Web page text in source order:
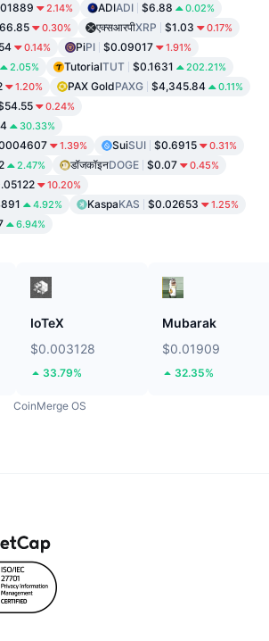
2.14% ADIADI $6.88 0.02%
0.30% एक्सआरपीXRP $1.03 0.17%
0.14% PiPI $0.09017 1.91%
2.05% TutorialTUT $0.1631 202.21%
1.20% PAX GoldPAXG $4,345.84 0.11%
0.24%
30.33%
1.39% SuiSUI $0.6915 0.31%
2.47% डॉजकॉइनDOGE $0.07 0.45%
10.20%
4.92% KaspaKAS $0.02653 1.25%
6.94%
IoTeX
$0.003128
33.79%
Mubarak
$0.01909
32.35%
CoinMerge OS